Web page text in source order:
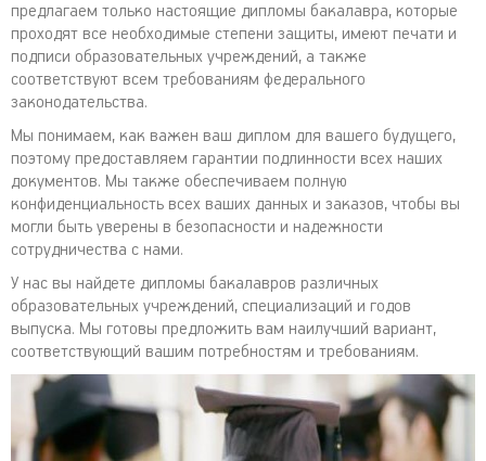
предлагаем только настоящие дипломы бакалавра, которые
проходят все необходимые степени защиты, имеют печати и
подписи образовательных учреждений, а также
соответствуют всем требованиям федерального
законодательства.
Мы понимаем, как важен ваш диплом для вашего будущего,
поэтому предоставляем гарантии подлинности всех наших
документов. Мы также обеспечиваем полную
конфиденциальность всех ваших данных и заказов, чтобы вы
могли быть уверены в безопасности и надежности
сотрудничества с нами.
У нас вы найдете дипломы бакалавров различных
образовательных учреждений, специализаций и годов
выпуска. Мы готовы предложить вам наилучший вариант,
соответствующий вашим потребностям и требованиям.